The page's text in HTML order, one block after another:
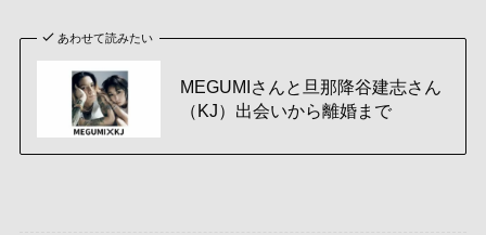
あわせて読みたい
MEGUMIさんと旦那降谷建志さん
（KJ）出会いから離婚まで